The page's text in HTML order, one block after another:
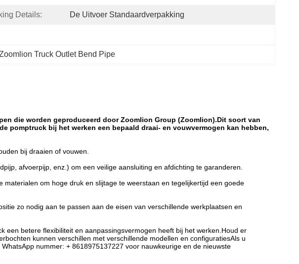
Details: De Uitvoer Standaardverpakking
Truck Outlet Bend Pipe
die worden geproduceerd door Zoomlion Group (Zoomlion).Dit soort van
pomptruck bij het werken een bepaald draai- en vouwvermogen kan hebben,
bij draaien of vouwen.
afvoerpijp, enz.) om een veilige aansluiting en afdichting te garanderen.
om hoge druk en slijtage te weerstaan en tegelijkertijd een goede
zo nodig aan te passen aan de eisen van verschillende werkplaatsen en
betere flexibiliteit en aanpassingsvermogen heeft bij het werken.Houd er
kunnen verschillen met verschillende modellen en configuratiesAls u
nummer: + 8618975137227 voor nauwkeurige en de nieuwste